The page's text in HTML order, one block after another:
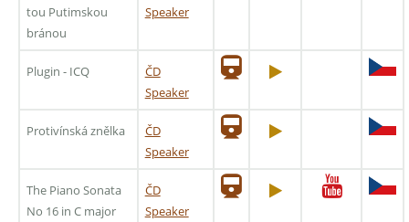
tou Putimskou
bránou
Speaker
Plugin - ICQ
ČD
Speaker
Protivínská znělka
ČD
Speaker
The Piano Sonata
No 16 in C major
ČD
Speaker